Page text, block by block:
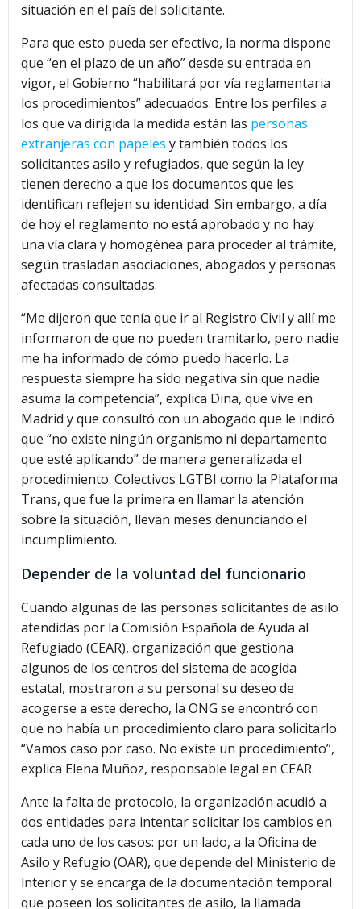
situación en el país del solicitante.
Para que esto pueda ser efectivo, la norma dispone
que “en el plazo de un año” desde su entrada en
vigor, el Gobierno “habilitará por vía reglamentaria
los procedimientos” adecuados. Entre los perfiles a
los que va dirigida la medida están las personas
extranjeras con papeles y también todos los
solicitantes asilo y refugiados, que según la ley
tienen derecho a que los documentos que les
identifican reflejen su identidad. Sin embargo, a día
de hoy el reglamento no está aprobado y no hay
una vía clara y homogénea para proceder al trámite,
según trasladan asociaciones, abogados y personas
afectadas consultadas.
“Me dijeron que tenía que ir al Registro Civil y allí me
informaron de que no pueden tramitarlo, pero nadie
me ha informado de cómo puedo hacerlo. La
respuesta siempre ha sido negativa sin que nadie
asuma la competencia”, explica Dina, que vive en
Madrid y que consultó con un abogado que le indicó
que “no existe ningún organismo ni departamento
que esté aplicando” de manera generalizada el
procedimiento. Colectivos LGTBI como la Plataforma
Trans, que fue la primera en llamar la atención
sobre la situación, llevan meses denunciando el
incumplimiento.
Depender de la voluntad del funcionario
Cuando algunas de las personas solicitantes de asilo
atendidas por la Comisión Española de Ayuda al
Refugiado (CEAR), organización que gestiona
algunos de los centros del sistema de acogida
estatal, mostraron a su personal su deseo de
acogerse a este derecho, la ONG se encontró con
que no había un procedimiento claro para solicitarlo.
“Vamos caso por caso. No existe un procedimiento”,
explica Elena Muñoz, responsable legal en CEAR.
Ante la falta de protocolo, la organización acudió a
dos entidades para intentar solicitar los cambios en
cada uno de los casos: por un lado, a la Oficina de
Asilo y Refugio (OAR), que depende del Ministerio de
lnterior y se encarga de la documentación temporal
que poseen los solicitantes de asilo, la llamada